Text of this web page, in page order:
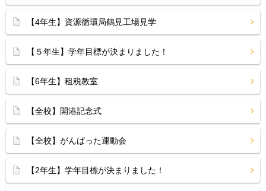
【4年生】資源循環局鶴見工場見学
【５年生】学年目標が決まりました！
【6年生】租税教室
【全校】開港記念式
【全校】がんばった運動会
【2年生】学年目標が決まりました！